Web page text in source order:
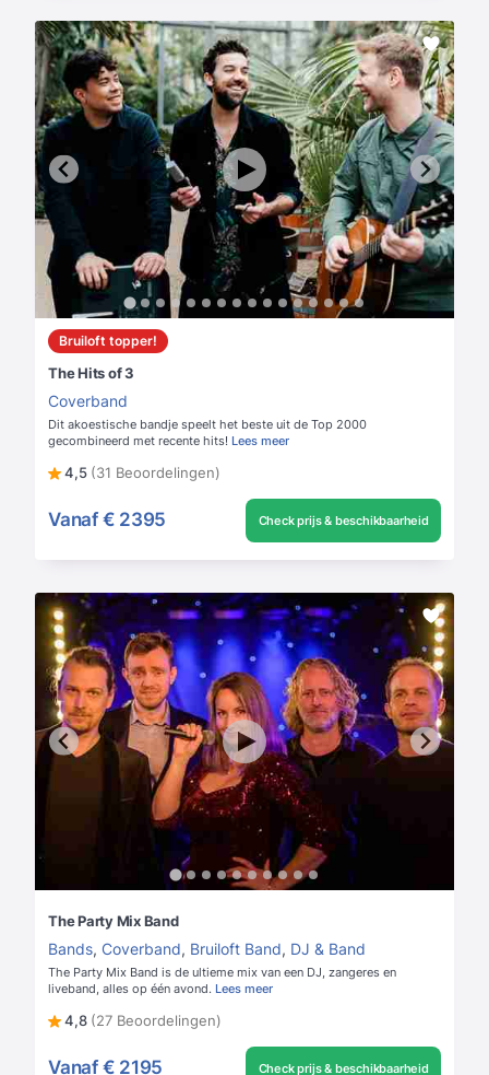
Bruiloft topper!
The Hits of 3
Coverband
Dit akoestische bandje speelt het beste uit de Top 2000
gecombineerd met recente hits! Lees meer
4,5 (31 Beoordelingen)
Vanaf € 2395 Check prijs & beschikbaarheid
The Party Mix Band
Bands, Coverband, Bruiloft Band, DJ & Band
The Party Mix Band is de ultieme mix van een DJ, zangeres en
liveband, alles op één avond. Lees meer
4,8 (27 Beoordelingen)
Vanaf € 2195 Check prijs & beschikbaarheid